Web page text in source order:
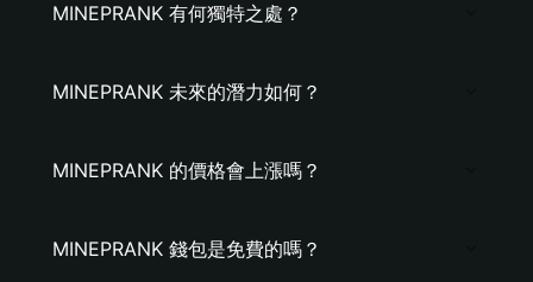
MINEPRANK 有何獨特之處？
MINEPRANK 未來的潛力如何？
MINEPRANK 的價格會上漲嗎？
MINEPRANK 錢包是免費的嗎？